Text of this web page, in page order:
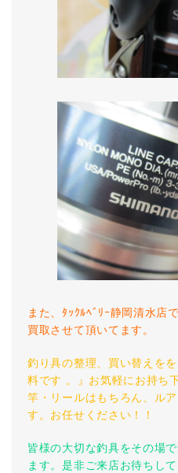
また、ﾀｯｸﾙﾍﾞﾘｰ静岡清水店
買取させて頂いてます。
釣り具の整理、買い替えを
料です 。』お気軽にお持ち
竿・リールはもちろん、ル
す。お任せください！！
皆様の大切な釣具をその場
ます。是非ご来店お待ちして